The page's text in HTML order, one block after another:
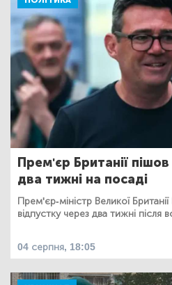
Прем'єр Британії
два тижні на посаді
Прем'єр-міністр Великої
відпустку через два тижні після
04 серпня, 18:05